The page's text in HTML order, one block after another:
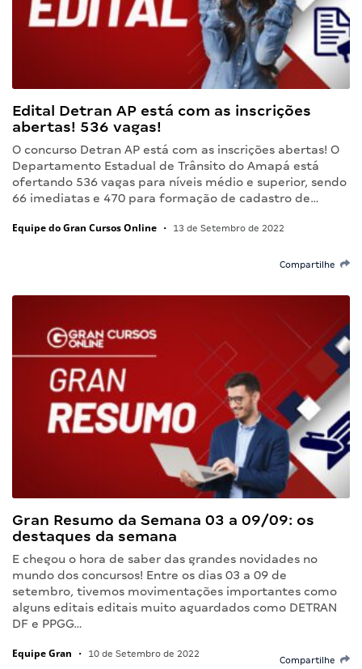
Edital Detran AP está com as inscrições
abertas! 536 vagas!
O concurso Detran AP está com as inscrições abertas! O
Departamento Estadual de Trânsito do Amapá está
ofertando 536 vagas para níveis médio e superior, sendo
66 imediatas e 470 para formação de cadastro de…
Equipe do Gran Cursos Online • 13 de Setembro de 2022
Compartilhe
Gran Resumo da Semana 03 a 09/09: os
destaques da semana
E chegou o hora de saber das grandes novidades no
mundo dos concursos! Entre os dias 03 a 09 de
setembro, tivemos movimentações importantes como
alguns editais editais muito aguardados como DETRAN
DF e PPGG…
Equipe Gran • 10 de Setembro de 2022
Compartilhe